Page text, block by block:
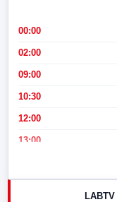
00:00
02:00
09:00
10:30
12:00
13:00
17:00
LABTV